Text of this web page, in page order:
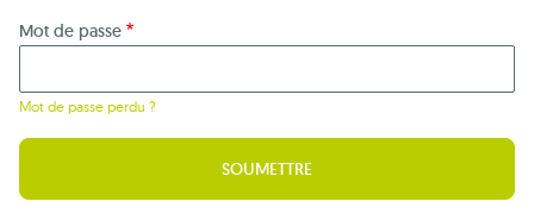
Mot de passe
Mot de passe perdu ?